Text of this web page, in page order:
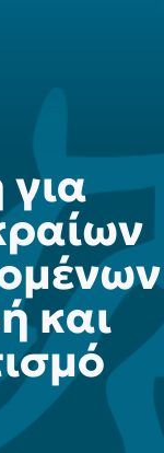
και